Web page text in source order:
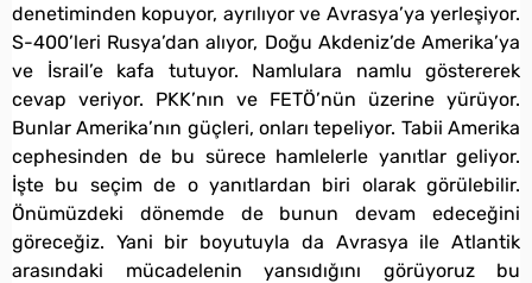
denetiminden kopuyor, ayrılıyor ve Avrasya’ya yerleşiyor.
S-400’leri Rusya’dan alıyor, Doğu Akdeniz’de Amerika’ya
ve İsrail’e kafa tutuyor. Namlulara namlu göstererek
cevap veriyor. PKK’nın ve FETÖ’nün üzerine yürüyor.
Bunlar Amerika’nın güçleri, onları tepeliyor. Tabii Amerika
cephesinden de bu sürece hamlelerle yanıtlar geliyor.
İşte bu seçim de o yanıtlardan biri olarak görülebilir.
Önümüzdeki dönemde de bunun devam edeceğini
göreceğiz. Yani bir boyutuyla da Avrasya ile Atlantik
arasındaki mücadelenin yansıdığını görüyoruz bu